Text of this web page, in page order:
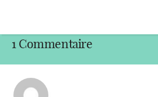
1 Commentaire